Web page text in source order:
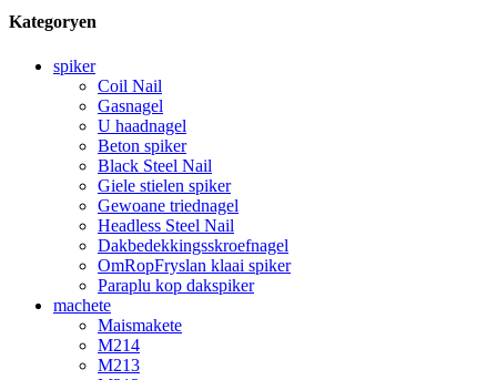
Kategoryen
spiker
Coil Nail
Gasnagel
U haadnagel
Beton spiker
Black Steel Nail
Giele stielen spiker
Gewoane triednagel
Headless Steel Nail
Dakbedekkingsskroefnagel
OmRopFryslan klaai spiker
Paraplu kop dakspiker
machete
Maismakete
M214
M213